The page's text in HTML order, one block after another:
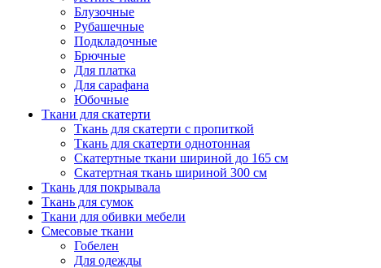
Блузочные
Рубашечные
Подкладочные
Брючные
Для платка
Для сарафана
Юбочные
Ткани для скатерти
Ткань для скатерти с пропиткой
Ткань для скатерти однотонная
Скатертные ткани шириной до 165 см
Скатертная ткань шириной 300 см
Ткань для покрывала
Ткань для сумок
Ткани для обивки мебели
Смесовые ткани
Гобелен
Для одежды